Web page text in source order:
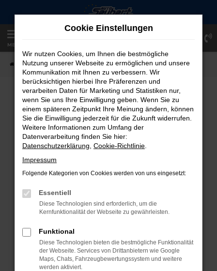
Zum
springen
MENÜ
Startseite Fahrzeugangebote Fahrzeug-Showroom
FAHRZEUG-SHOWROOM
FEHLER: NETWORK ERROR
Beim Laden ist ein Fehler aufgetreten.
Hier sind ein paar Tipps, die dir helfen können:
Überprüfe deine Firewall und deine
Internetverbindung.
Laden andere Webseiten, zum Beispiel
Prüfe deine Browsererweiterungen.
Manche Erweiterungen, wie Werbeblocker,
können das Laden bestimmter Seiten
Cookie Einstellungen
Wir nutzen Cookies, um Ihnen die bestmögliche
Nutzung unserer Webseite zu ermöglichen und unsere
Kommunikation mit Ihnen zu verbessern. Wir
berücksichtigen hierbei Ihre Präferenzen und
verarbeiten Daten für Marketing und Statistiken nur,
wenn Sie uns Ihre Einwilligung geben. Wenn Sie zu
einem späteren Zeitpunkt Ihre Meinung ändern, können
Sie die Einwilligung jederzeit für die Zukunft widerrufen.
Weitere Informationen zum Umfang der
Datenverarbeitung finden Sie hier:
Datenschutzerklärung Cookie-Richtlinie
Impressum
Folgende Kategorien von Cookies werden von uns eingesetzt:
Essentiell
Diese Technologien sind erforderlich, um die
Kernfunktionalität der Webseite zu gewährleisten.
Funktional
Diese Technologien bieten die bestmögliche Funktionalität
der Webseite. Services von Drittanbietern wie Google
Maps, Chats, Fahrzeugbewertungssystem und weitere
werden aktiviert.